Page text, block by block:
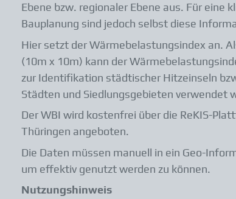
Ebene bzw. regionaler Ebene aus. Für eine
Bauplanung sind jedoch selbst diese
Hier setzt der Wärmebelastungsindex an.
(10m x 10m) kann der
zur Identifikation städtischer Hitzeinseln
Städten und Siedlungsgebieten verwendet
Der WBI wird kostenfrei über die ReKIS-
Thüringen angeboten.
Die Daten müssen manuell in ein Geo-
um effektiv genutzt werden zu können.
Nutzungshinweis